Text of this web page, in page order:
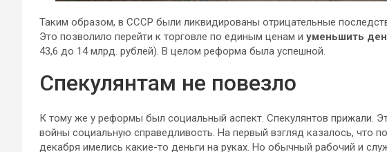
Таким образом, в СССР были ликвидированы отрицательные
Это позволило перейти к торговле по единым ценам и уменьшить
43,6 до 14 млрд. рублей). В целом реформа была успешной.
Спекулянтам не повезло
К тому же у реформы был социальный аспект. Спекулянтов прижали.
войны социальную справедливость. На первый взгляд казалось, что
декабря имелись какие-то деньги на руках. Но обычный рабочий и